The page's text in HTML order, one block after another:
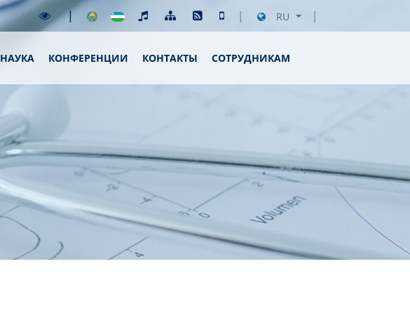
| RU
НАУКА КОНФЕРЕНЦИИ КОНТАКТЫ СОТРУДНИКАМ